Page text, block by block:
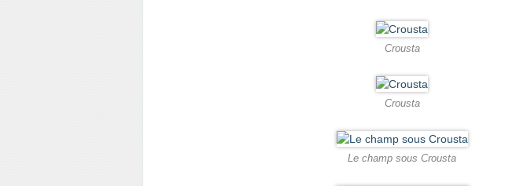
Crousta
Crousta
Le champ sous Crousta